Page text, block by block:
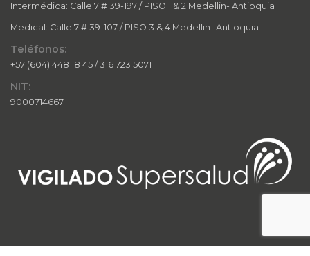
Intermédica: Calle 7 # 39-197 / PISO 1 & 2 Medellin- Antioquia
Medical: Calle 7 # 39-107 / PISO 3 & 4 Medellin- Antioquia
Teléfonos:
+57 (604) 448 18 45 / 316 723 5071
NIT:
9000714667